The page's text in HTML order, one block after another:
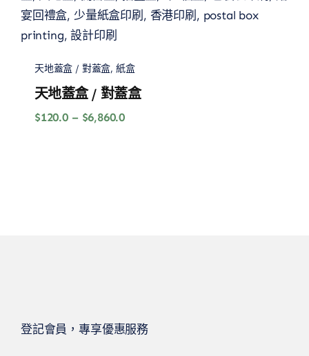
天地蓋盒 / 對蓋盒, 紙盒
天地蓋盒 / 對蓋盒
$120.0 – $6,860.0價
登記會員，專享優惠服務